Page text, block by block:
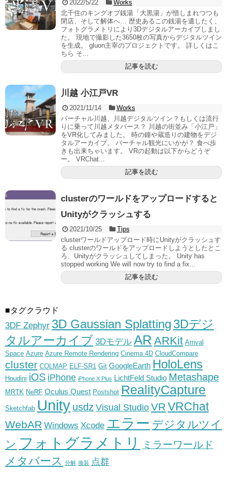
2022/5/22
Works
北千住のキングオブ銭湯「大黒湯」が惜しまれつつも
閉店、そして解体へ… 歴史あるこの銭湯を遺したく、
フォトグラメトリにより3Dデジタルアーカイブしまし
た。 現地で撮影した3650枚の写真からデジタルツイン
を生成。 gluon主宰のプロジェクトです。 詳しくはこ
ちら そ...
記事を読む
川越 小江戸VR
2021/11/14
Works
バーチャル川越、川越デジタルツイン？もしくは流行
りに乗って川越メタバース？ 川越の街並み「小江戸」
をVR化してみました。 時の鐘や蔵造りの建物をデジ
タルアーカイブ。 バーチャル観光にいかが？ 食べ歩
きも出来ちゃいます。 VRの起動は以下からどうぞ
ー。 VRChat...
記事を読む
clusterのワールドをアップロードすると
Unityがクラッシュする
2021/10/25
Tips
clusterワールドアップロード時にUnityがクラッシュす
る clusterのワールドをアップロードしようとしたとこ
ろ、Unityがクラッシュしてしまった。 Unity has
stopped working We will now try to find a fix...
記事を読む
■タグクラウド
3DF Zephyr 3D Gaussian Splatting 3Dデジ
タルアーカイブ 3Dモデル AR ARKit Arrival
Space Azure Azure Remote Rendering Cinema 4D CloudCompare
cluster COLMAP ELF-SR1 Git GoogleEarth HoloLens
Houdini iOS iPhone iPhone X Plus LichtFeld Studio Metashape
MRTK NeRF Oculus Quest Postshot RealityCapture
Sketchfab Unity usdz Visual Studio VR VRChat
WebAR Windows Xcode エラー デジタルツイ
ン フォトグラメトリ ミラーワールド
メタバース 分解 換装 点群